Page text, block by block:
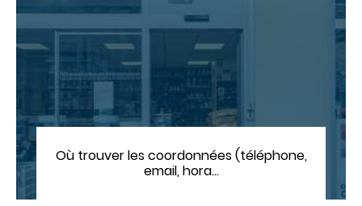
Où trouver les coordonnées (téléphone,
email, hora…